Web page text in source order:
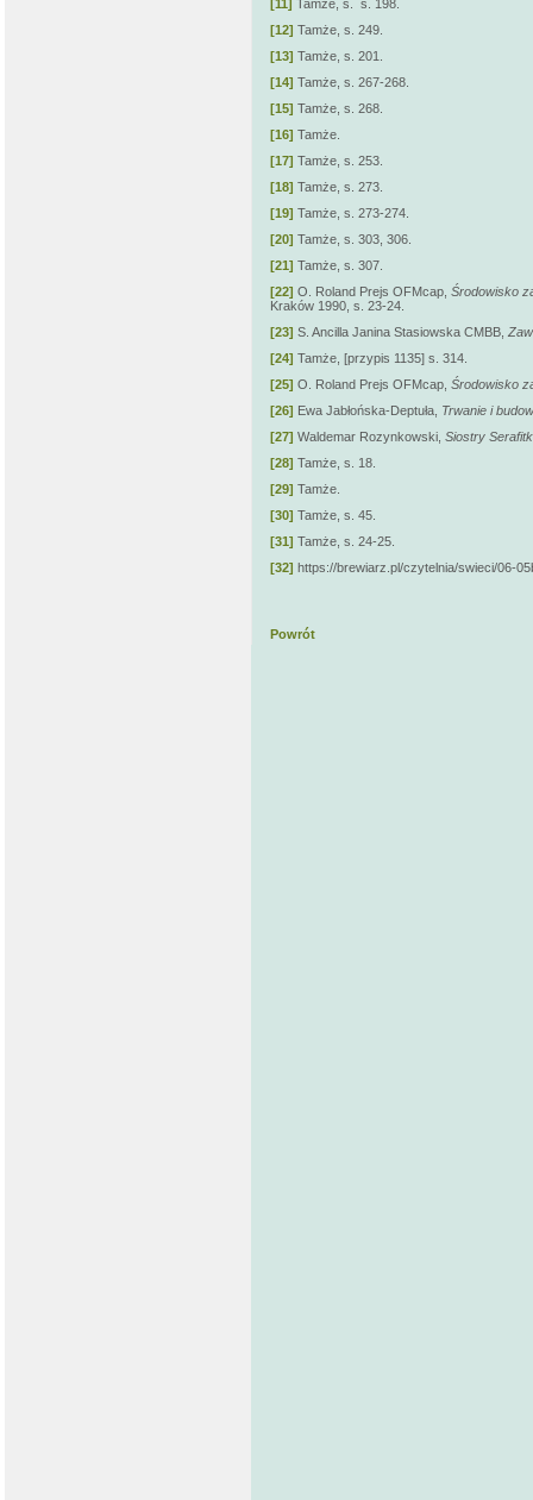
[11] Tamże, s.
s. 198.
[12] Tamże, s. 249.
[13] Tamże, s. 201.
[14] Tamże, s. 267-268.
[15] Tamże, s. 268.
[16] Tamże.
[17] Tamże, s. 253.
[18] Tamże, s. 273.
[19] Tamże, s. 273-274.
[20] Tamże, s. 303, 306.
[21] Tamże, s. 307.
[22] O. Roland Prejs OFMcap, Środowisko
Kraków 1990, s. 23-24.
[23] S. Ancilla Janina Stasiowska CMBB,
[24] Tamże, [przypis 1135] s. 314.
[25] O. Roland Prejs OFMcap, Środowisko
[26] Ewa Jabłońska-Deptuła, Trwanie i
[27] Waldemar Rozynkowski, Siostry
[28] Tamże, s. 18.
[29] Tamże.
[30] Tamże, s. 45.
[31] Tamże, s. 24-25.
[32] https://brewiarz.pl/czytelnia/swieci/06-
Powrót